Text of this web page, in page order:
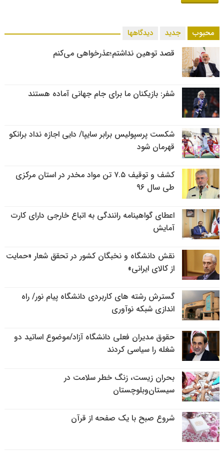
محبوب جدید دیدگاهها
قصد توهین نداشتم؛عذرخواهی می‌کنم
شفر: بازیکنان ما برای جام جهانی آماده هستند
شکست پرسپولیس برابر سایپا/ دایی اجازه نداد برانکو
قهرمان شود
کشف و توقیف ۷.۵ تن مواد مخدر در استان مرکزی
طی سال ۹۶
اعطای گواهینامه رانندگی به اتباع خارجی دارای کارت
آمایش
نقش دانشگاه و نخبگان کشور در تحقق شعار «حمایت
از کالای ایرانی»
گسترش رشته های کاربردی دانشگاه پیام نور/ راه
اندازی شبکه نوآوری
حقوق مدیران فعلی دانشگاه آزاد/موضوع اساتید دو
شغله را سیاسی کردند
بحران زیست، زنگ خطر سلامت در
سیستان‌وبلوچستان
شروع صبح با یک صفحه از قرآن